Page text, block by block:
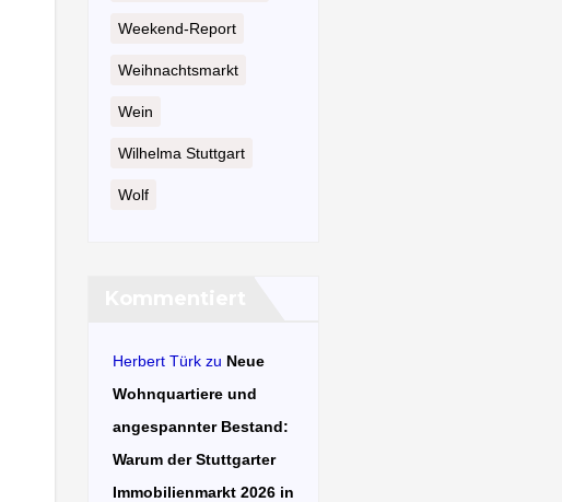
Weekend-Report
Weihnachtsmarkt
Wein
Wilhelma Stuttgart
Wolf
Herbert Türkzu Neue
Wohnquartiere und
angespannter Bestand:
Warum der Stuttgarter
Immobilienmarkt 2026 in